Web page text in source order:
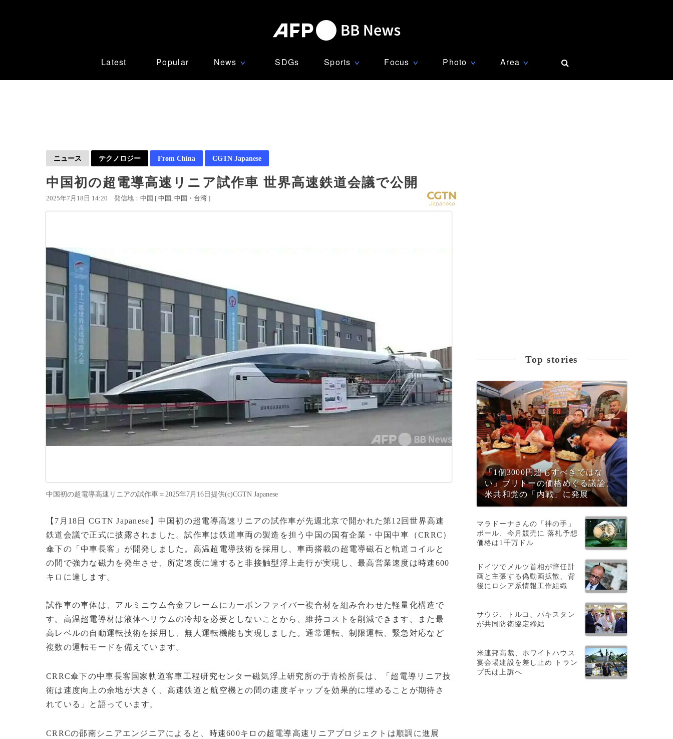
Latest Popular News ∨ SDGs Sports ∨ Focus ∨ Photo ∨ Area ∨
ニュース テクノロジー From China CGTN Japanese
中国初の超電導高速リニア試作車 世界高速鉄道会議で公開
2025年7月18日 14:20 発信地：中国 [ 中国 中国・台湾 ]
中国初の超電導高速リニアの試作車＝2025年7月16日提供(c)CGTN Japanese
【7月18日 CGTN Japanese】中国初の超電導高速リニアの試作車が先週北京で開かれた第12回世界高速
鉄道会議で正式に披露されました。試作車は鉄道車両の製造を担う中国の国有企業・中国中車（CRRC）
傘下の「中車長客」が開発しました。高温超電導技術を採用し、車両搭載の超電導磁石と軌道コイルと
の間で強力な磁力を発生させ、所定速度に達すると非接触型浮上走行が実現し、最高営業速度は時速600
キロに達します。
試作車の車体は、アルミニウム合金フレームにカーボンファイバー複合材を組み合わせた軽量化構造で
す。高温超電導材は液体ヘリウムの冷却を必要としないことから、維持コストを削減できます。また最
高レベルの自動運転技術を採用し、無人運転機能も実現しました。通常運転、制限運転、緊急対応など
複数の運転モードを備えています。
CRRC傘下の中車長客国家軌道客車工程研究センター磁気浮上研究所の于青松所長は、「超電導リニア技
術は速度向上の余地が大きく、高速鉄道と航空機との間の速度ギャップを効果的に埋めることが期待さ
れている」と語っています。
CRRCの邵南シニアエンジニアによると、時速600キロの超電導高速リニアプロジェクトは順調に進展
Top stories
「1個3000円超もすべきではな
い」ブリトーの価格めぐる議論、
米共和党の「内戦」に発展
マラドーナさんの「神の手」
ボール、今月競売に 落札予想
価格は1千万ドル
ドイツでメルツ首相が辞任計
画と主張する偽動画拡散、背
後にロシア系情報工作組織
サウジ、トルコ、パキスタン
が共同防衛協定締結
米連邦高裁、ホワイトハウス
宴会場建設を差し止め トラン
プ氏は上訴へ